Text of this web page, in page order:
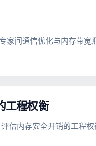
间通信优化与内存带宽
工程权衡
估内存安全开销的工程